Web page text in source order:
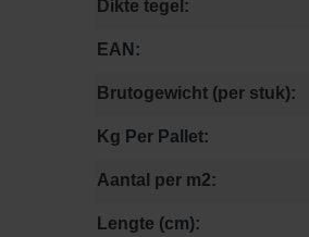
Dikte tegel:
EAN:
Brutogewicht (per stuk):
Kg Per Pallet:
Aantal per m2:
Lengte (cm):